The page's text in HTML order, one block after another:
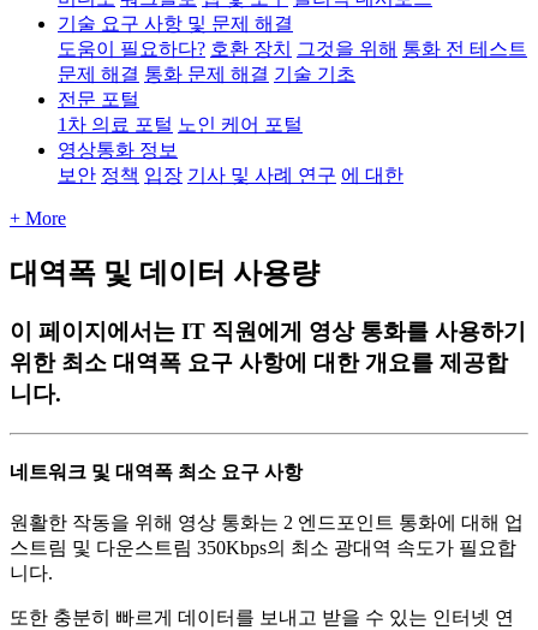
기술 요구 사항 및 문제 해결
도움이 필요하다? 호환 장치 그것을 위해 통화 전 테스트
문제 해결 통화 문제 해결 기술 기초
전문 포털
1차 의료 포털 노인 케어 포털
영상통화 정보
보안 정책 입장 기사 및 사례 연구 에 대한
+ More
대역폭 및 데이터 사용량
이 페이지에서는 IT 직원에게 영상 통화를 사용하기
위한 최소 대역폭 요구 사항에 대한 개요를 제공합
니다.
네 트워 크 및 대 역폭 최 소 요구 사항
원 활한 작동을 위 해 영상 통화는 2 엔 드 포인 트 통화에 대해 업
스 트림 및 다운스 트림 350Kbps의 최 소 광대 역 속도가 필 요합
니 다.
또한 충분히 빠르게 데 이 터 를 보 내 고 받을 수 있는 인터 넷 연